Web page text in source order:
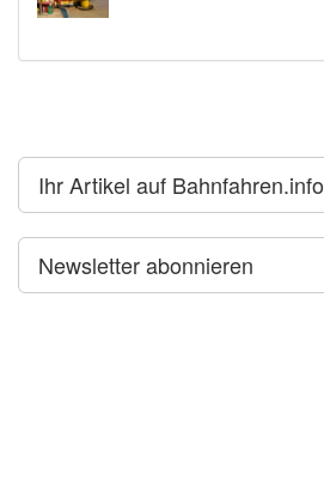
Ihr Artikel auf Bahnfahren.info
Newsletter abonnieren